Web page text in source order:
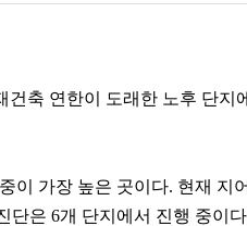
건축 연한이 도래한 노후 단지
이 가장 높은 곳이다. 현재 지
단은 6개 단지에서 진행 중이